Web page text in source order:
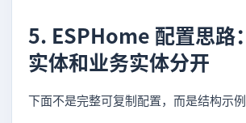
5. ESPHome 配置思路
实体和业务实体分开
下面不是完整可复制配置，而是结构示例